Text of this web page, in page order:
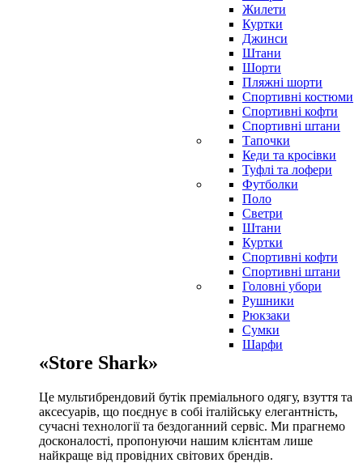
Жилети
Куртки
Джинси
Штани
Шорти
Пляжні шорти
Спортивні костюми
Спортивні кофти
Спортивні штани
Тапочки
Кеди та кросівки
Туфлі та лофери
Футболки
Поло
Светри
Штани
Куртки
Cпортивні кофти
Спортивні штани
Головні убори
Рушники
Рюкзаки
Сумки
Шарфи
«Store Shark»
Це мультибрендовий бутік преміального одягу, взуття та
аксесуарів, що поєднує в собі італійську елегантність,
сучасні технології та бездоганний сервіс. Ми прагнемо
досконалості, пропонуючи нашим клієнтам лише
найкраще від провідних світових брендів.